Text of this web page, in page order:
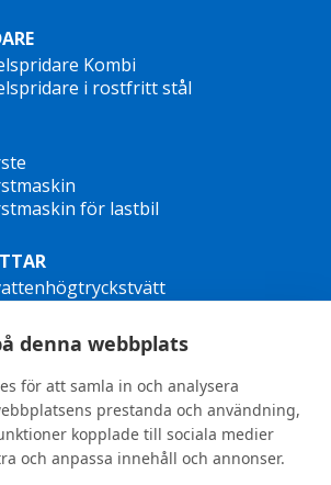
Kombi
i rostfritt stål
för lastbil
högtryckstvätt
denna webbplats
för att samla in och analysera
prestanda och användning,
kopplade till sociala medier
och anpassa innehåll och annonser.